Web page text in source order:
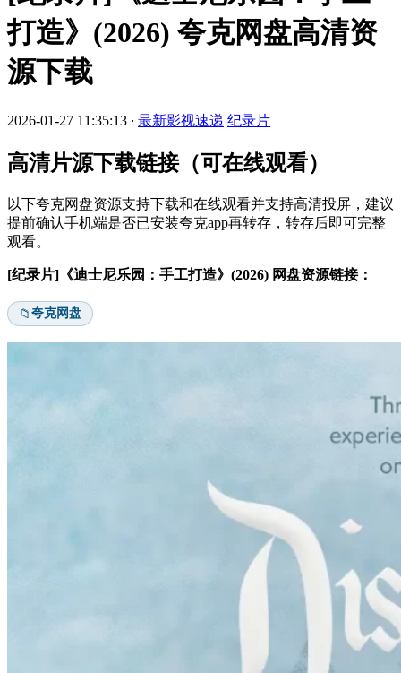
打造》(2026) 夸克网盘高清资
源下载
2026-01-27 11:35:13 · 最新影视速递 纪录片
高清片源下载链接（可在线观看）
以下夸克网盘资源支持下载和在线观看并支持高清投屏，建议
提前确认手机端是否已安装夸克app再转存，转存后即可完整
观看。
[纪录片]《迪士尼乐园：手工打造》(2026) 网盘资源链接：
📁夸克网盘